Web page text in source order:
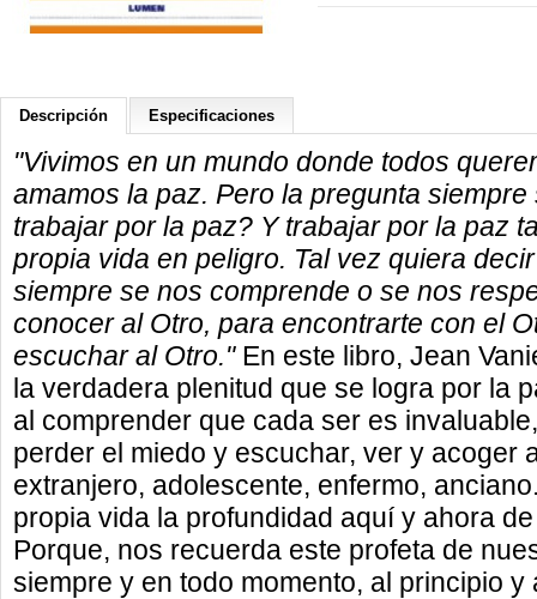
Descripción Especificaciones
"Vivimos en un mundo donde todos
amamos la paz. Pero la pregunta
trabajar por la paz? Y trabajar por la paz
propia vida en peligro. Tal vez quiera
siempre se nos comprende o se nos
conocer al Otro, para encontrarte con el
escuchar al Otro."En este libro, Jean
la verdadera plenitud que se logra por la
al comprender que cada ser es
perder el miedo y escuchar, ver y acoger
extranjero, adolescente, enfermo,
propia vida la profundidad aquí y ahora
Porque, nos recuerda este profeta de
siempre y en todo momento, al principio y